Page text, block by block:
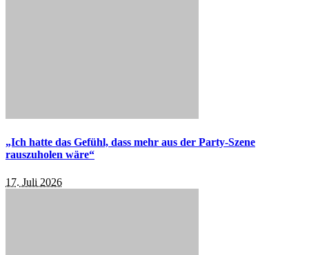
„Ich hatte das Gefühl, dass mehr aus der Party-Szene
rauszuholen wäre“
17. Juli 2026